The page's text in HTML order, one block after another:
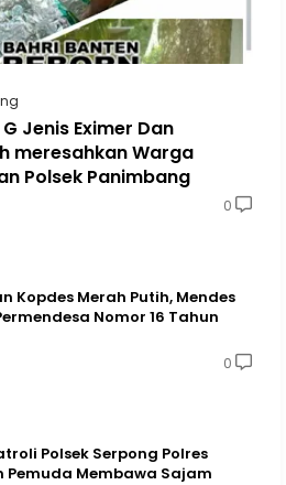
Jenis Eximer Dan
meresahkan Warga
Polsek Panimbang
0
Kopdes Merah Putih, Mendes
Nomor 16 Tahun
0
Polsek Serpong Polres
Pemuda Membawa Sajam